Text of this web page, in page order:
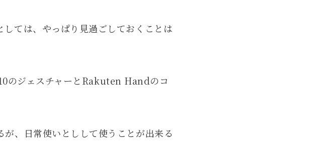
ては、やっぱり見過ごしておくことは
のジェスチャーとRakuten Handのコ
、日常使いとしして使うことが出来る